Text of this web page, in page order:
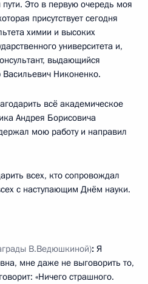
Это в первую очередь моя
присутствует сегодня
химии и высоких
университета и,
выдающийся
Никоненко.
всё академическое
Андрея Борисовича
мою работу и направил
всех, кто сопровождал
с наступающим Днём науки.
В.Ведюшкиной): Я
мне даже не выговорить то,
«Ничего страшного.